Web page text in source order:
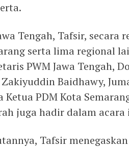
Tengah, Tafsir,
serta lima regional
PWM Jawa Tengah,
Zakiyuddin Baidhawy,
Ketua PDM Kota
juga hadir dalam acara
Tafsir